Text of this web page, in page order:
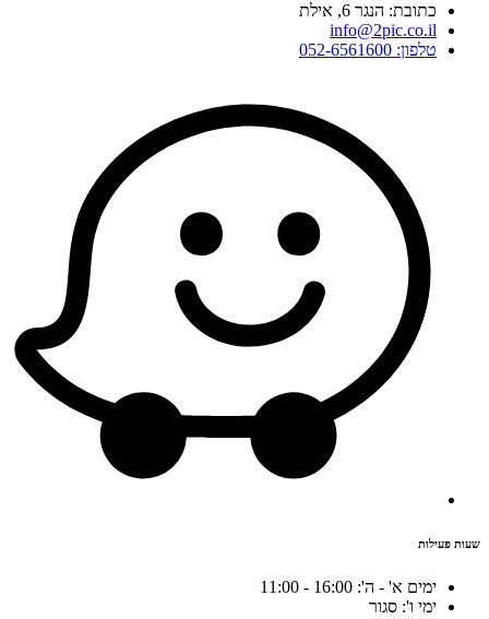
כתובת: הנגר 6, אילת
info@2pic.co.il
טלפון: 052-6561600
שעות פעילות
ימים א' - ה': 16:00 - 11:00
ימי ו': סגור